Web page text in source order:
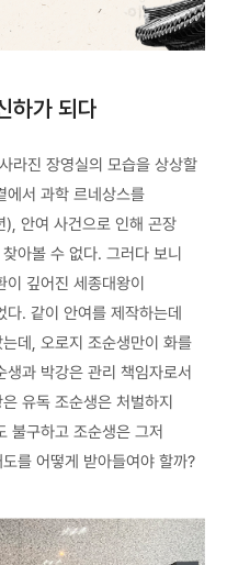
하가 되다
라진 장영실의 모습을 상상할
서 과학 르네상스를
안여 사건으로 인해 곤장
아볼 수 없다. 그러다 보니
깊어진 세종대왕이
. 같이 안여를 제작하는데
데, 오로지 조순생만이 화를
과 박강은 관리 책임자로서
유독 조순생은 처벌하지
불구하고 조순생은 그저
를 어떻게 받아들여야 할까?